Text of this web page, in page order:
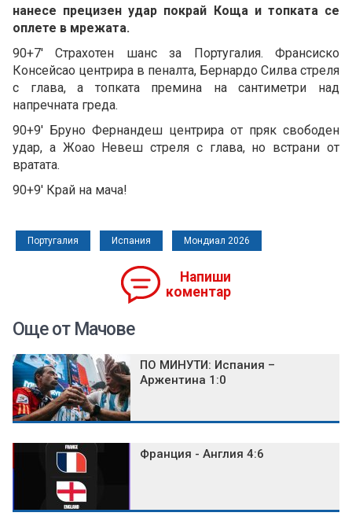
нанесе прецизен удар покрай Коща и топката се
оплете в мрежата.
90+7' Страхотен шанс за Португалия. Франсиско
Консейсао центрира в пеналта, Бернардо Силва стреля
с глава, а топката премина на сантиметри над
напречната греда.
90+9' Бруно Фернандеш центрира от пряк свободен
удар, а Жоао Невеш стреля с глава, но встрани от
вратата.
90+9' Край на мача!
Португалия Испания Мондиал 2026
Напиши
коментар
Още от Мачове
ПО МИНУТИ: Испания –
Аржентина 1:0
Франция - Англия 4:6